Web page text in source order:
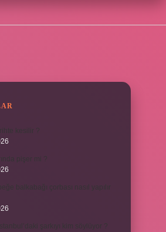
kesilir ?
pişer mi ?
balkabağı çorbası nasıl yapılır
şarkıyı kim söylüyor ?